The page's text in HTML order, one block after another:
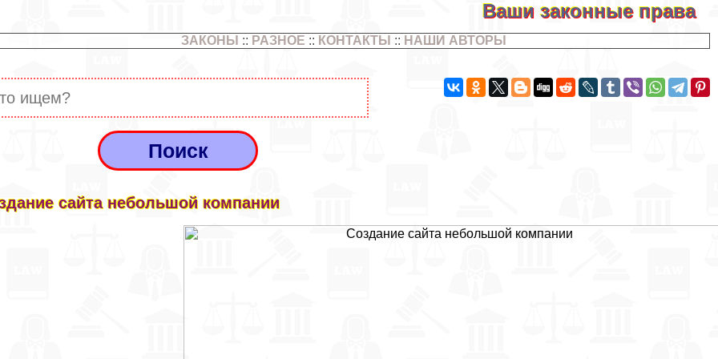
Ваши законные права
ЗАКОНЫ :: РАЗНОЕ :: КОНТАКТЫ :: НАШИ АВТОРЫ
сайта небольшой компании